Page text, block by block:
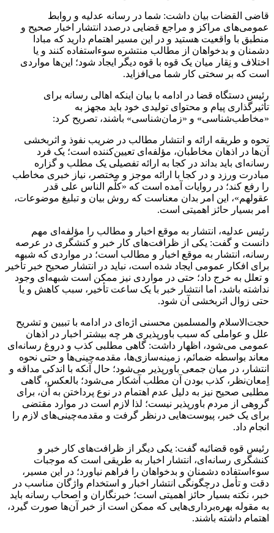
قاضی القضات بیان داشت: شما در رسانه عدلیه و روابط
عمومی‌های مراکز و مراجع قضایی درصدد انتشار اخبار صحیح و
منطبق با واقعیت هستید و در این مسیر اهتمام دارید که مبادا
دشمنان و بدخواهان از مطالب منتشره سوء‌استفاده کنند و یا
اختلاف و نِقار میان یک قوه با قوه دیگر ایجاد شود؛ این‌ها مواردی
است که بر سختی کار شما می‌افزاید.
رئیس دستگاه قضا در ادامه با بیان اینکه اهالی رسانه برای
تأثیرگذاری پیام و محتوای تولیدی خود باید مجهز به
«مخاطب‌شناسی» و «زمان‌شناسی» باشند، تصریح کرد:
نحوه و طریقه ارائه و انتشار مطالب در ضریب نفوذ و اثربخشی
آن‌ها در اذهان مخاطبان، مؤلفه‌ای تعیین‌کننده است؛ یک فرد
رسانه‌ای باید بداند در کجا به ارائه تفصیلی یک مطلب و گزاره
مبادرت ورزد و در کجا با ارائه موجز و مختصر، نیاز خبری مخاطب
را رفع کند؛ در روایات آمده است که «کلّم الناس علی قدر
عقولهم»، این امر بدان معناست که روش بیان و تبلیغ موضوعات،
امر بسیار حائز اهمیتی است.
رئیس عدلیه، انتشار به موقع اخبار و مطالب را مؤلفه‌ای مهم
دانست و گفت: یکی از ظرافت‌های کار خبر و کنشگری در عرصه
رسانه، انتشار به موقع اخبار و مطالب است؛ در مواردی که شبهه
برای افکار عمومی ایجاد شده است، نباید در انتشار صحیح خبر تأخیر
و تعلل به خرج داد؛ حتی در مواردی نیز ممکن است شبهه‌ای وجود
نداشته باشد، اما انتشار خبر با یک ساعت تأخیر، سبب کاهش و یا
حتی زوال اثربخشی آن شود.
حجت‌الاسلام و‌المسلمین محسنی اژه‌ای در ادامه با تبیین و تشریح
علل و عواملی که سبب باورپذیری هر چه بیشتر اخبار در اذهان
عمومی می‌شود، اظهار داشت: گاهی مطلبی کذب و دروغ رسانه‌ای
معاند بواسطه ضمائم، زمینه‌سازی‌ها، مقدمه‌چینی‌ها و حتی نحوه
انتشار، در میان جمعی باورپذیر می‌شود؛ حال آنکه با اندکی مداقه و
اِمعان‌نظر، کذب بودن آن مطلب آشکار می‌شود؛ بالعکس، گاهی
مطلبی صحیح نیز به دلیل عدم اهتمام در نوع پرداختن به آن، برای
گروهی از مردم باورپذیر نیست؛ لذا لازم است در موارد مقتضی
برای یک خبر، پیوست‌هایی درنظر گرفت و مقدمه‌چینی‌های لازم را
انجام داد.
رئیس قوه قضائیه گفت: یکی دیگر از ظرافت‌های کار خبر و
کنشگری رسانه‌ای، انتشار اخبار به طریقی است که موجبات
سوء‌استفاده دشمنان و بدخواهان را فراهم نیاورد؛ در این مسیر،
دقت و تأمل درچگونگی انتشار اخبار و استخدام واژگان مناسب در
خبر، نکته بسیار حائز اهمیتی است؛ خبرنگاران و اصحاب رسانه باید
به مقوله بهره‌برداری‌هایی که ممکن است از خبر آن‌ها صورت گیرد،
اهتمام داشته باشند.